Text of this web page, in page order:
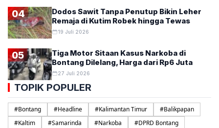
04
Dodos Sawit Tanpa Penutup Bikin Leher
Remaja di Kutim Robek hingga Tewas
19 Juli 2026
05
Tiga Motor Sitaan Kasus Narkoba di
Bontang Dilelang, Harga dari Rp6 Juta
27 Juli 2026
TOPIK POPULER
#Bontang #Headline #Kalimantan Timur #Balikpapan
#Kaltim #Samarinda #Narkoba #DPRD Bontang